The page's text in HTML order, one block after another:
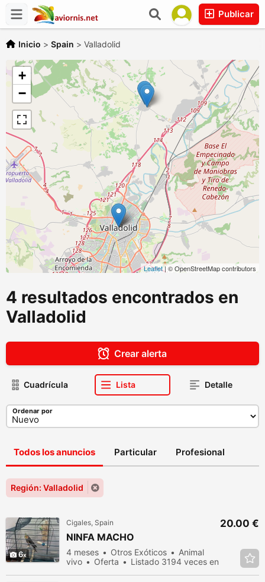
Publicar
Inicio > Spain > Valladolid
+
−
Leaflet| © OpenStreetMap contributors
4 resultados encontrados en
Valladolid
Crear alerta
Cuadrícula Lista Detalle
Ordenar por
Todos los anuncios Particular Profesional
Región: Valladolid
6
Cigales, Spain
NINFA MACHO
4 meses Otros Exóticos
Animal
vivo
Oferta
Listado 3194 veces en
20.00 €